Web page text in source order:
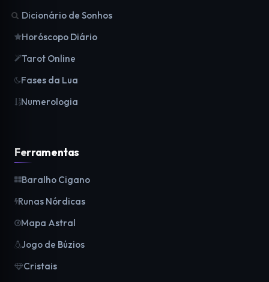
Dicionário de Sonhos
Horóscopo Diário
Tarot Online
Fases da Lua
Numerologia
Ferramentas
Baralho Cigano
Runas Nórdicas
Mapa Astral
Jogo de Búzios
Cristais